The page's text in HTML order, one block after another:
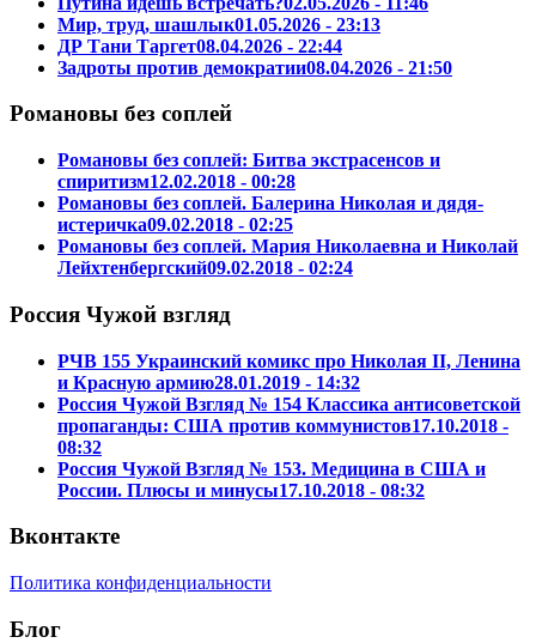
Мир, труд, шашлык01.05.2026 - 23:13
ДР Тани Таргет08.04.2026 - 22:44
Задроты против демократии08.04.2026 - 21:50
Романовы без соплей
Романовы без соплей: Битва экстрасенсов и
спиритизм12.02.2018 - 00:28
Романовы без соплей. Балерина Николая и дядя-
истеричка09.02.2018 - 02:25
Романовы без соплей. Мария Николаевна и Николай
Лейхтенбергский09.02.2018 - 02:24
Россия Чужой взгляд
РЧВ 155 Украинский комикс про Николая II, Ленина
и Красную армию28.01.2019 - 14:32
Россия Чужой Взгляд № 154 Классика антисоветской
пропаганды: США против коммунистов17.10.2018 -
08:32
Россия Чужой Взгляд № 153. Медицина в США и
России. Плюсы и минусы17.10.2018 - 08:32
Вконтакте
Политика конфиденциальности
Блог